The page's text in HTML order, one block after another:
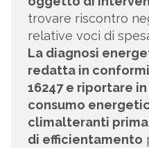
trovare riscontro
relative voci di
La diagnosi
redatta in
16247 e riportare
consumo
climalteranti
di efficientamento